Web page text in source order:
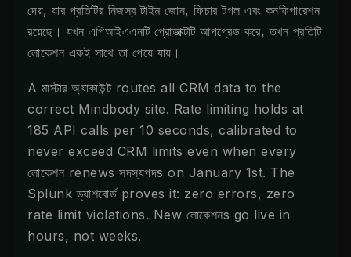
দেয়, যার প্রতিটির নিজস্ব টাইম জোন, ফিচার টগল এবং কনফিগারেশন
রয়েছে। যখন এপিআইএএনটি প্রোডাক্টটি আপগ্রেড করে, তখন প্রতিটি
লোকেশন একই সাথে তা পেয়ে যায়।
A মাস্টার অ্যাকাউন্ট routes all CRM data to the
correct Mindbody site. Rate limiting holds at
185 API calls per 10 seconds, calibrated to
never exceed CRM limits even when every
লোকেশন renews সদস্যপদs on January 1st. The
Splunk ড্যাশবোর্ড proves it: zero errors, zero
rate limit violations. New লোকেশনs go live in
hours, not weeks.